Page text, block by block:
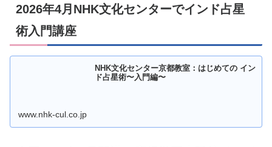
2026年4月NHK文化センターでインド占星
術入門講座
NHK文化センター京都教室：はじめての イン
ド占星術〜入門編〜
www.nhk-cul.co.jp